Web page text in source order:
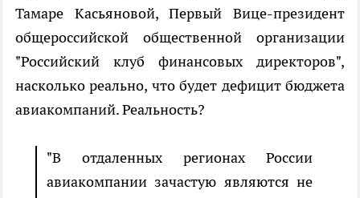
Тамаре Касьяновой, Первый Вице-президент
общероссийской общественной организации
"Российский клуб финансовых директоров",
насколько реально, что будет дефицит бюджета
авиакомпаний. Реальность?
"В отдаленных регионах России
авиакомпании зачастую являются не